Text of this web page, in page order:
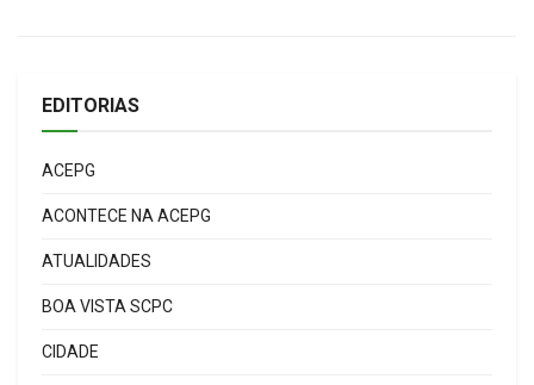
EDITORIAS
ACEPG
ACONTECE NA ACEPG
ATUALIDADES
BOA VISTA SCPC
CIDADE